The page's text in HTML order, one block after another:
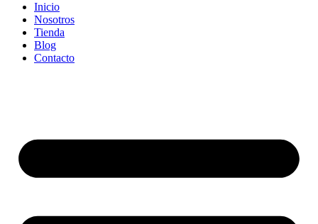
Inicio
Nosotros
Tienda
Blog
Contacto